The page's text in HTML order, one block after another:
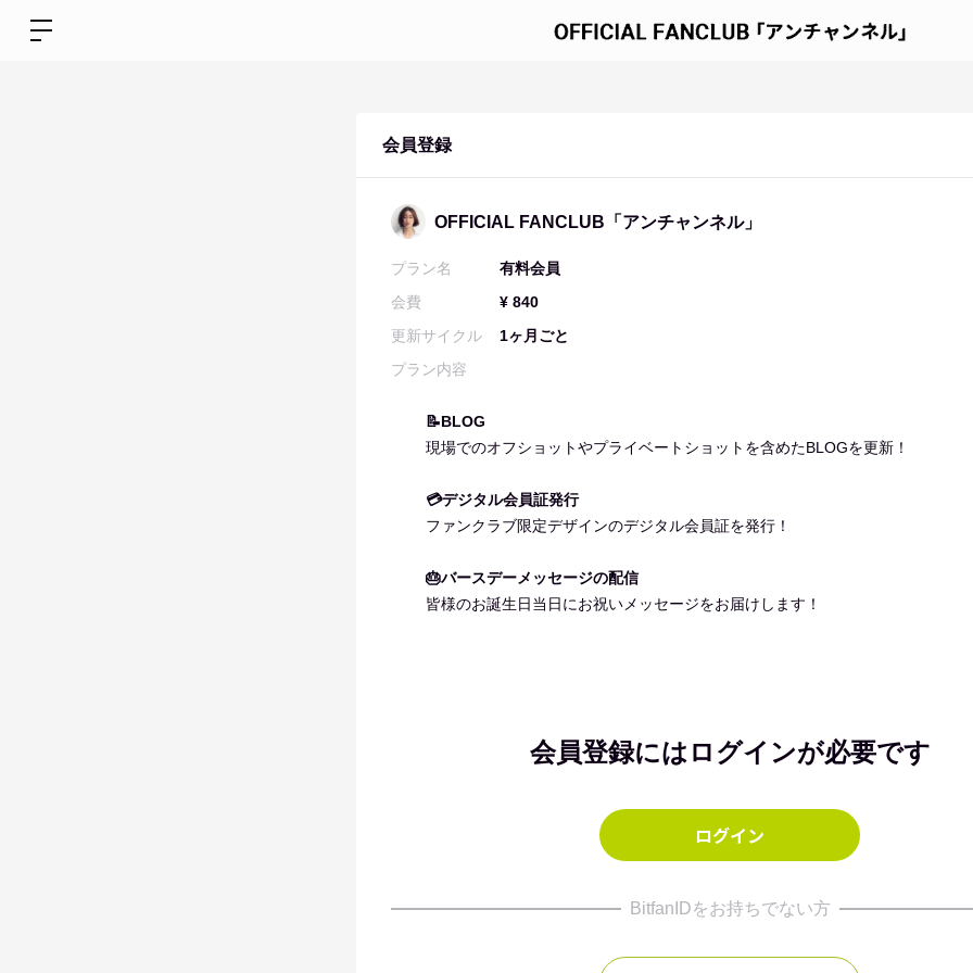
会員登録
OFFICIAL FANCLUB「アンチャンネル」
プラン名
有料会員
会費
¥ 840
更新サイクル
1ヶ月ごと
プラン内容
📝BLOG
現場でのオフショットやプライベートショットを含めたBLOGを更新！
💳デジタル会員証発行
ファンクラブ限定デザインのデジタル会員証を発行！
🎂バースデーメッセージの配信
皆様のお誕生日当日にお祝いメッセージをお届けします！
会員登録にはログインが必要です
ログイン
BitfanIDをお持ちでない方